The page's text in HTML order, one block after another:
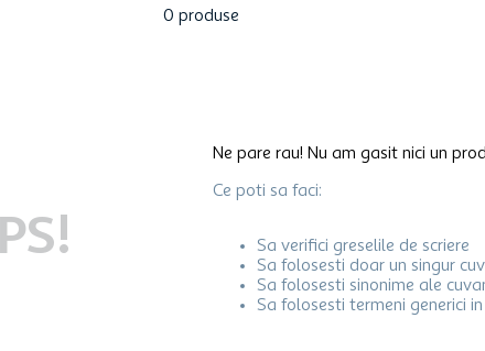
0 produse
Ne pare rau! Nu am gasit nici un
Ce poti sa faci:
Sa verifici greselile de scriere
Sa folosesti doar un singur
Sa folosesti sinonime ale
Sa folosesti termeni generici